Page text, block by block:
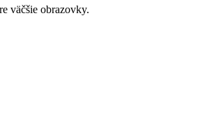
väčšie obrazovky.